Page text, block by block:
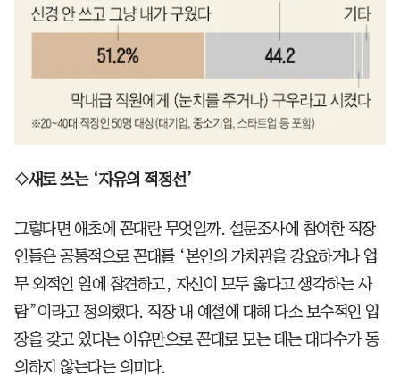
◇새로 쓰는 ‘자유의 적정선’
그렇다면 애초에 꼰대란 무엇일까. 설문조사에 참여한 직장
인들은 공통적으로 꼰대를 ‘본인의 가치관을 강요하거나 업
무 외적인 일에 참견하고, 자신이 모두 옳다고 생각하는 사
람”이라고 정의했다. 직장 내 예절에 대해 다소 보수적인 입
장을 갖고 있다는 이유만으로 꼰대로 모는 데는 대다수가 동
의하지 않는다는 의미다.